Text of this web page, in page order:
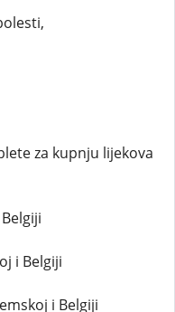
za kupnju lijekova
i Belgiji
i Belgiji